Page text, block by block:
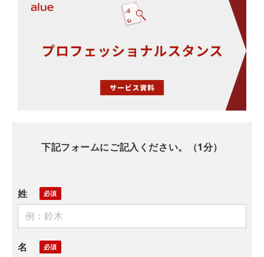
下記フォームにご記入ください。（1分）
姓
名